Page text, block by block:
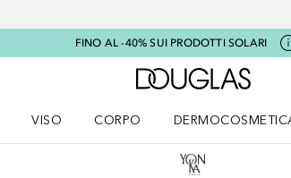
FINO AL -40% SUI PRODOTTI SOLARI
A
VISO
CORPO